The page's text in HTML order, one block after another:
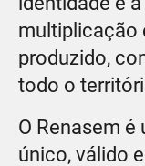
multiplicação
produzido,
todo o
O Renasem
único, válido